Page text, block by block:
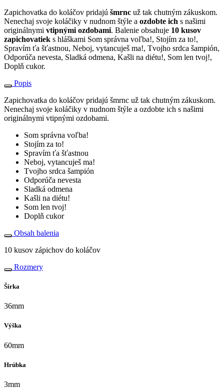
Zapichovatka do koláčov pridajú šmrnc už tak chutným zákuskom.
Nenechaj svoje koláčiky v nudnom štýle a ozdobte ich s našimi
originálnymi vtipnými ozdobami. Balenie obsahuje 10 kusov
zapichovatiek s hláškami Som správna voľba!, Stojím za to!,
Spravím ťa šťastnou, Neboj, vytancuješ ma!, Tvojho srdca šampión,
Odporúča nevesta, Sladká odmena, Kašli na diétu!, Som len tvoj!,
Doplň cukor.
Popis
Zapichovatka do koláčov pridajú šmrnc už tak chutným zákuskom.
Nenechaj svoje koláčiky v nudnom štýle a ozdobte ich s našimi
originálnymi vtipnými ozdobami.
Som správna voľba!
Stojím za to!
Spravím ťa šťastnou
Neboj, vytancuješ ma!
Tvojho srdca šampión
Odporúča nevesta
Sladká odmena
Kašli na diétu!
Som len tvoj!
Doplň cukor
Obsah balenia
10 kusov zápichov do koláčov
Rozmery
Šírka
36mm
Výška
60mm
Hrúbka
3mm